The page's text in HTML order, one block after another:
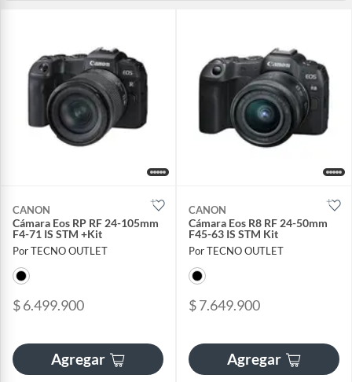
CANON
Cámara Eos RP RF 24-105mm
F4-71 IS STM +Kit
Por TECNO OUTLET
$ 6.499.900
Agregar
CANON
Cámara Eos R8 RF 24-50mm
F45-63 IS STM Kit
Por TECNO OUTLET
$ 7.649.900
Agregar